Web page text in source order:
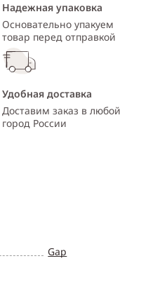
Надежная упаковка
Основательно упакуем
товар перед отправкой
Удобная доставка
Доставим заказ в любой
город России
Gap